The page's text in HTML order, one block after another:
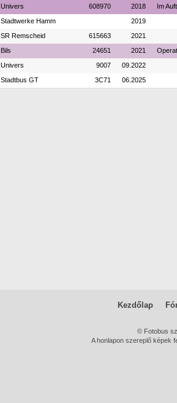
Univers 608970 2018 Im
Stadtwerke Hamm 2019
SR Remscheid 615663 2021
Bils 24651 2021
Univers 9007 09.2022
Stadtbus GT 3C71 06.2025
Kezdőlap
© Fotobus
A honlapon szereplő képek